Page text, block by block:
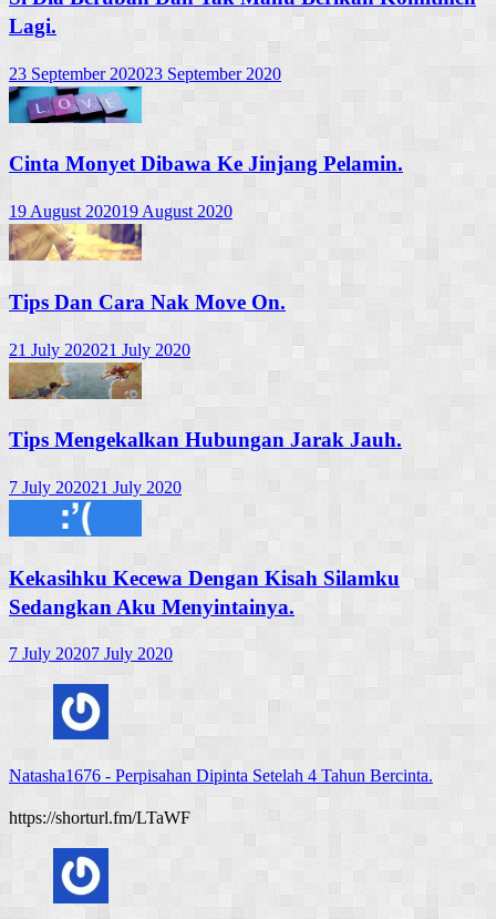
Lagi.
23 September 202023 September 2020
Cinta Monyet Dibawa Ke Jinjang Pelamin.
19 August 202019 August 2020
Tips Dan Cara Nak Move On.
21 July 202021 July 2020
Tips Mengekalkan Hubungan Jarak Jauh.
7 July 202021 July 2020
Kekasihku Kecewa Dengan Kisah Silamku
Sedangkan Aku Menyintainya.
7 July 20207 July 2020
Natasha1676 - Perpisahan Dipinta Setelah 4 Tahun Bercinta.
https://shorturl.fm/LTaWF